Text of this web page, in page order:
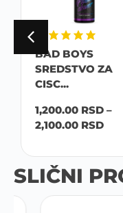
BAD BOYS
SREDSTVO ZA
CISC...
1,200.00 RSD –
2,100.00 RSD
SLIČNI